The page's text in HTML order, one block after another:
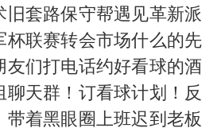
旧套路保守帮遇见革新派
杯联赛转会市场什么的先
友们打电话约好看球的酒
聊天群！订看球计划！反
带着黑眼圈上班迟到老板